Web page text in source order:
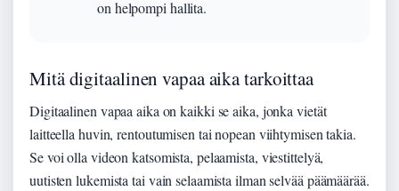
on helpompi hallita.
Mitä digitaalinen vapaa aika tarkoittaa
Digitaalinen vapaa aika on kaikki se aika, jonka vietät
laitteella huvin, rentoutumisen tai nopean viihtymisen takia.
Se voi olla videon katsomista, pelaamista, viestittelyä,
uutisten lukemista tai vain selaamista ilman selvää päämäärää.